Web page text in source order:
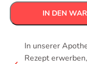
IN DEN
In unserer
Rezept